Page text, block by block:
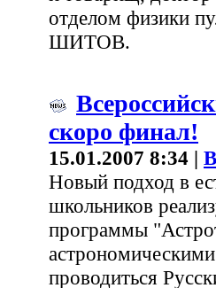
отделом физики
ШИТОВ.
скоро финал!
15.01.2007 8:34 |
Новый подход в
школьников
программы
проводиться